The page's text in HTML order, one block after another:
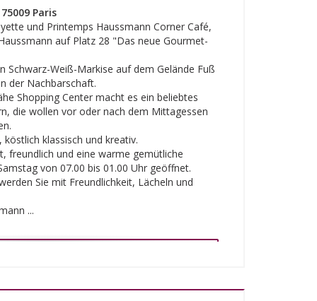
Paris
und Printemps Haussmann Corner Café,
auf Platz 28 "Das neue Gourmet-
Schwarz-Weiß-Markise auf dem Gelände Fuß
der Nachbarschaft.
Shopping Center macht es ein beliebtes
die wollen vor oder nach dem Mittagessen
klassisch und kreativ.
freundlich und eine warme gemütliche
von 07.00 bis 01.00 Uhr geöffnet.
Sie mit Freundlichkeit, Lächeln und
...